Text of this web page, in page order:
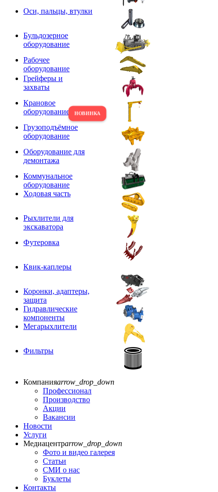
Оси, пальцы, втулки
Бульдозерное
оборудование
Рабочее
оборудование
Грейферы и
захваты
Крановое
оборудование
Грузоподъёмное
оборудование
Оборудование для
демонтажа
Коммунальное
оборудование
Ходовая часть
Рыхлители для
экскаватора
Футеровка
Квик-каплеры
Коронки, адаптеры,
защита
Гидравлические
компоненты
Мегарыхлители
Фильтры
Компанияarrow_drop_down
Профессионал
Производство
Акции
Вакансии
Новости
Услуги
Медиацентрarrow_drop_down
Фото и видео галерея
Статьи
СМИ о нас
Буклеты
Контакты